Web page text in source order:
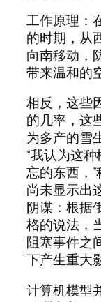
工作原理：
的时期，从
向南移动，
带来温和的
相反，这些
的几率，这
为多产的雪
“我认为这
忘的东西，
尚未显示出
阴谋：根据
格的说法，
阻塞事件之
下产生重大
计算机模型